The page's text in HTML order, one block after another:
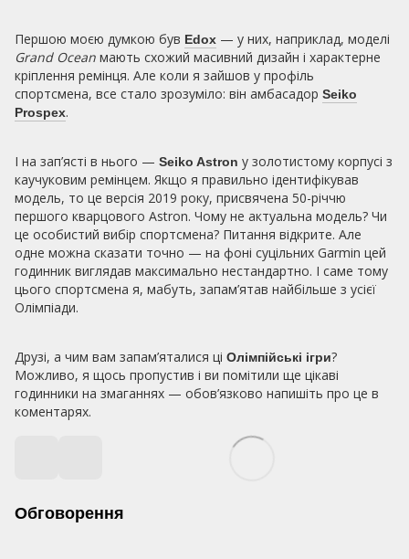
Першою моєю думкою був Edox — у них, наприклад, моделі
Grand Ocean мають схожий масивний дизайн і характерне
кріплення ремінця. Але коли я зайшов у профіль
спортсмена, все стало зрозуміло: він амбасадор Seiko
Prospex.
І на зап’ясті в нього — Seiko Astron у золотистому корпусі з
каучуковим ремінцем. Якщо я правильно ідентифікував
модель, то це версія 2019 року, присвячена 50-річчю
першого кварцового Astron. Чому не актуальна модель? Чи
це особистий вибір спортсмена? Питання відкрите. Але
одне можна сказати точно — на фоні суцільних Garmin цей
годинник виглядав максимально нестандартно. І саме тому
цього спортсмена я, мабуть, запам’ятав найбільше з усієї
Олімпіади.
Друзі, а чим вам запам’яталися ці Олімпійські ігри?
Можливо, я щось пропустив і ви помітили ще цікаві
годинники на змаганнях — обов’язково напишіть про це в
коментарях.
Обговорення